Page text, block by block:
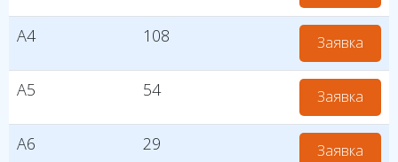
А4 108 Заявка
А5 54 Заявка
А6 29 Заявка